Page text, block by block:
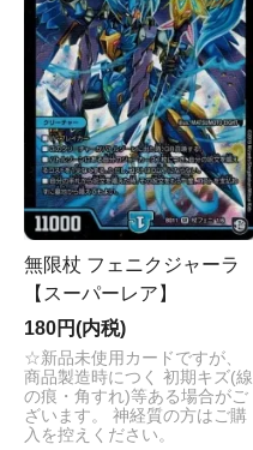
無限杖 フェニクジャーラ
【スーパーレア】
180円(内税)
☆新品未使用カードですが、
商品製造時につく 初期キズ(線
の痕・角すれ)等ある場合がご
ざいます。 神経質の方はご購
入を控えください。